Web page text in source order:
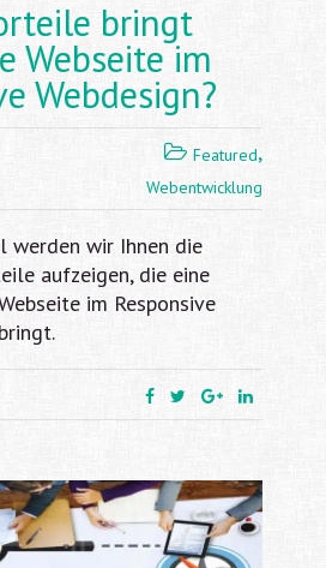
bringt
Webseite im
Webdesign?
Featured,
Webentwicklung
werden wir Ihnen die
aufzeigen, die eine
im Responsive